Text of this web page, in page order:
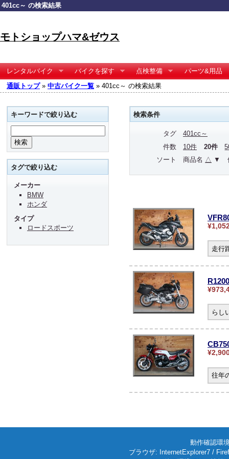
401cc～ の検索結果
モトショップハマ&ゼウス
レンタルバイク バイクを探す 点検整備
パーツ&用品
通販トップ» 中古バイク一覧 » 401cc～ の検索結果
検索条件
タグ
401cc～
件数
10件 20件
ソート
商品名 △ ▼
走行
らし
往年
キーワードで絞り込む
タグで絞り込む
メーカー
BMW
ホンダ
タイプ
ロードスポーツ
動作確認環
ブラウザ: InternetExplorer7 /